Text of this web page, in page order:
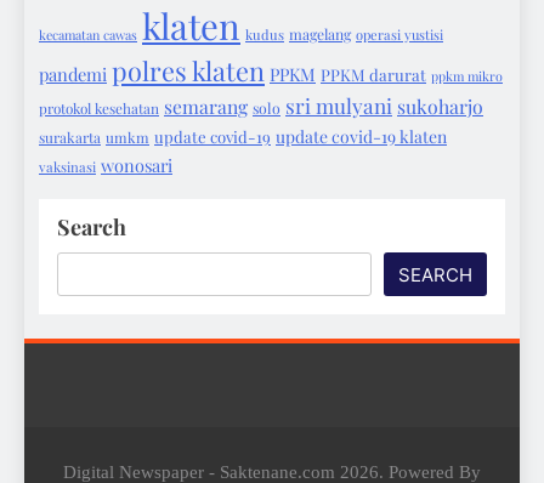
kecamatan cawas klaten kudus magelang operasi yustisi
pandemi polres klaten PPKM PPKM darurat ppkm mikro
protokol kesehatan semarang solo sri mulyani sukoharjo
surakarta umkm update covid-19 update covid-19 klaten
vaksinasi wonosari
Search
SEARCH
Digital Newspaper - Saktenane.com 2026. Powered By